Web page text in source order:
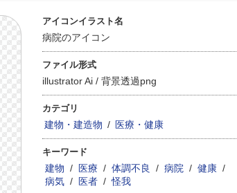
アイコンイラスト名
病院のアイコン
ファイル形式
illustrator Ai / 背景透過png
カテゴリ
建物・建造物 / 医療・健康
キーワード
建物 / 医療 / 体調不良 / 病院 / 健康 /
病気 / 医者 / 怪我